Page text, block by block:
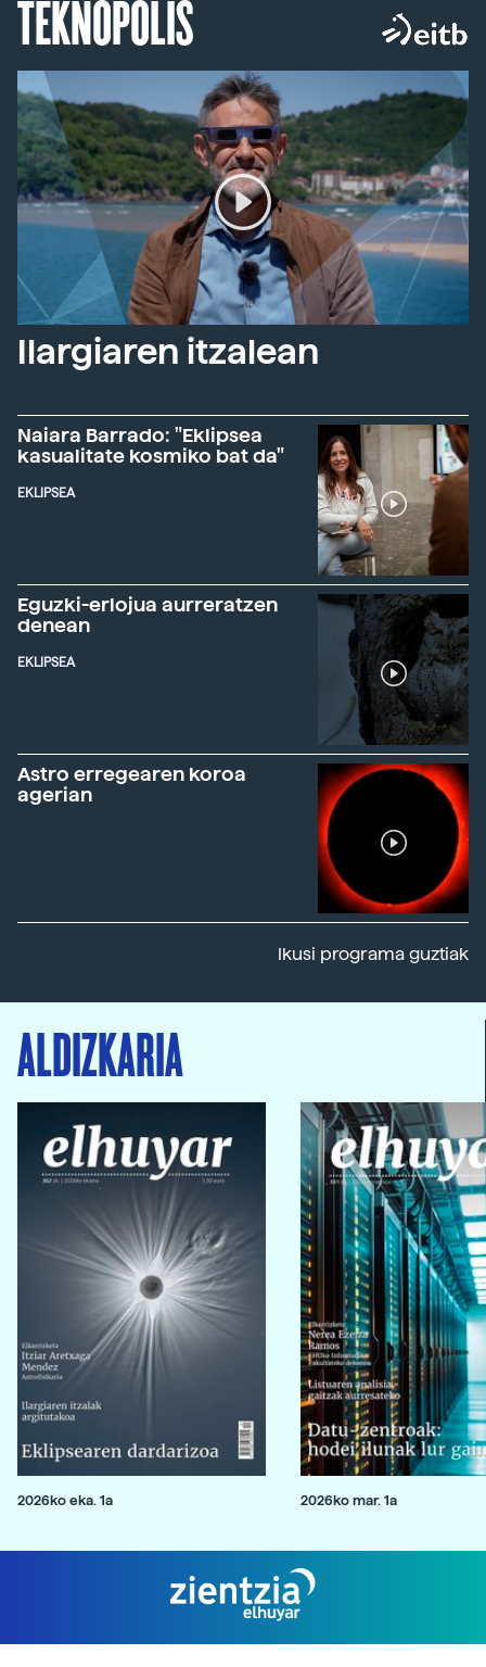
TEKNOPOLIS
Ilargiaren itzalean
Naiara Barrado: "Eklipsea
kasualitate kosmiko bat da"
EKLIPSEA
Eguzki-erlojua aurreratzen
denean
EKLIPSEA
Astro erregearen koroa
agerian
Ikusi programa guztiak
ALDIZKARIA
2026ko eka. 1a 2026ko mar. 1a